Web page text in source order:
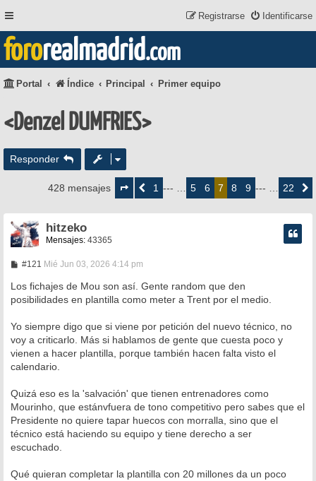
Identificarse
Registrarse
fororealmadrid.com
Portal Índice Principal Primer equipo
<Denzel DUMFRIES>
Responder
428 mensajes
Página
deAnterior1 --- … 5 6 7 8 9 --- … 22
hitzeko
Mensajes: 43365
#121 M
n
a
e
Mié Jun 03, 2026 4:14 pm
Los fichajes de Mou son así. Gente random que den
posibilidades en plantilla como meter a Trent por el medio.
Yo siempre digo que si viene por petición del nuevo técnico, no
voy a criticarlo. Más si hablamos de gente que cuesta poco y
vienen a hacer plantilla, porque también hacen falta visto el
calendario.
Quizá eso es la 'salvación' que tienen entrenadores como
Mourinho, que estánvfuera de tono competitivo pero sabes que el
Presidente no quiere tapar huecos con morralla, sino que el
técnico está haciendo su equipo y tiene derecho a ser
escuchado.
Qué quieran completar la plantilla con 20 millones da un poco